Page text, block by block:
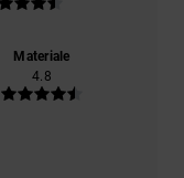
Materiale
4.8